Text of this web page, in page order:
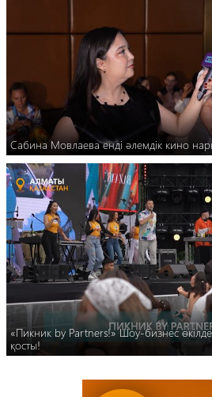
Сабина Мовлаева енді әлемдік кино
«Пикник by Partners!» Шоу-бизнес
қосты!